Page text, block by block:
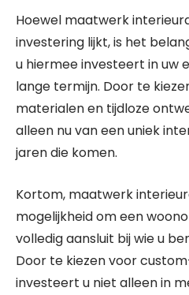
Hoewel maatwerk
investering lijkt, is het
u hiermee investeert in uw
lange termijn. Door te
materialen en tijdloze
alleen nu van een uniek
jaren die komen.
Kortom, maatwerk
mogelijkheid om een
volledig aansluit bij wie u
Door te kiezen voor
investeert u niet alleen in